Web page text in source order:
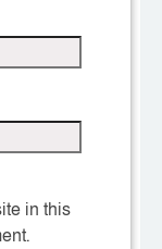
in this